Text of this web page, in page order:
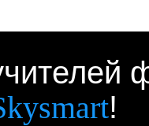
!